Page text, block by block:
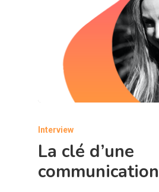
Interview
La clé d’une